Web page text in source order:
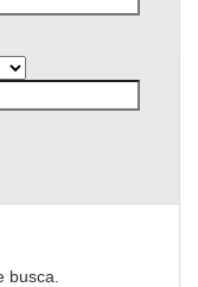
busca.